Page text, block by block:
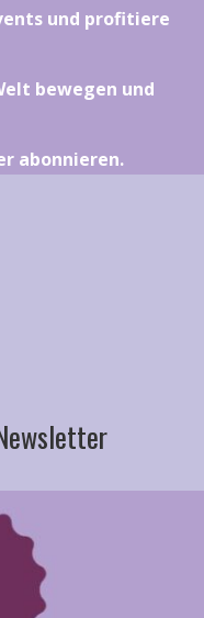
und profitiere
bewegen und
abonnieren.